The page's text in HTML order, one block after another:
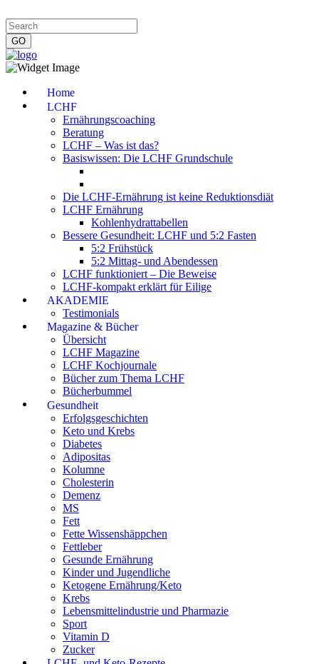
Home
LCHF
Ernährungscoaching
Beratung
LCHF – Was ist das?
Basiswissen: Die LCHF Grundschule
Die LCHF-Ernährung ist keine Reduktionsdiät
LCHF Ernährung
Kohlenhydrattabellen
Bessere Gesundheit: LCHF und 5:2 Fasten
5:2 Frühstück
5:2 Mittag- und Abendessen
LCHF funktioniert – Die Beweise
LCHF-kompakt erklärt für Eilige
AKADEMIE
Testimonials
Magazine & Bücher
Übersicht
LCHF Magazine
LCHF Kochjournale
Bücher zum Thema LCHF
Bücherbummel
Gesundheit
Erfolgsgeschichten
Keto und Krebs
Diabetes
Adipositas
Kolumne
Cholesterin
Demenz
MS
Fett
Fette Wissenshäppchen
Fettleber
Gesunde Ernährung
Kinder und Jugendliche
Ketogene Ernährung/Keto
Krebs
Lebensmittelindustrie und Pharmazie
Sport
Vitamin D
Zucker